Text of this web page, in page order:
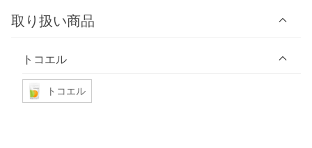
取り扱い商品
トコエル
トコエル